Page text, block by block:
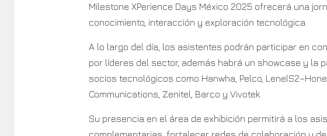
Milestone XPerience Days México 2025 ofrecerá una
conocimiento, interacción y exploración tecnológica.
A lo largo del día, los asistentes podrán participar en
por líderes del sector, además habrá un showcase y la
socios tecnológicos como Hanwha, Pelco,
Communications, Zenitel, Barco y Vivotek.
Su presencia en el área de exhibición permitirá a los